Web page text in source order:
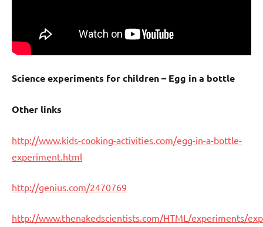
Science experiments for children – Egg in a bottle
Other links
http://www.kids-cooking-activities.com/egg-in-a-bottle-
experiment.html
http://genius.com/2470769
http://www.thenakedscientists.com/HTML/experiments/